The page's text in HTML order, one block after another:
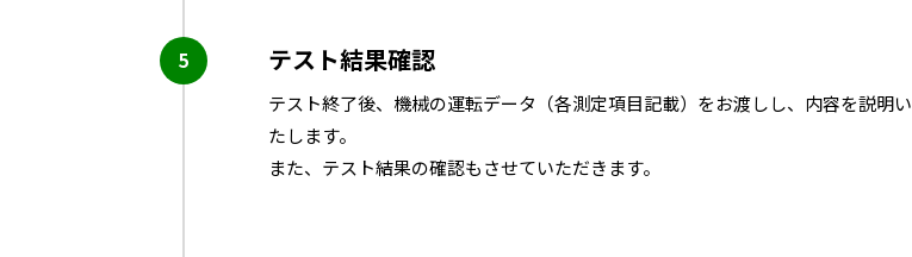
テスト結果確認
テスト終了後、機械の運転データ（各測定項目記載）をお渡しし、内容を説明い
たします。
また、テスト結果の確認もさせていただきます。